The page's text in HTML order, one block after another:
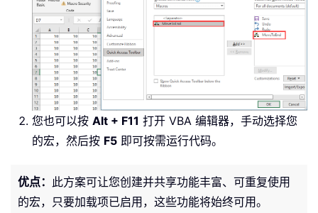
您也可以按 Alt + F11 打开 VBA 编辑器，手动选择您
的宏，然后按 F5 即可按需运行代码。
优点： 此方案可让您创建并共享功能丰富、可重复使用
的宏，只要加载项已启用，这些功能将始终可用。